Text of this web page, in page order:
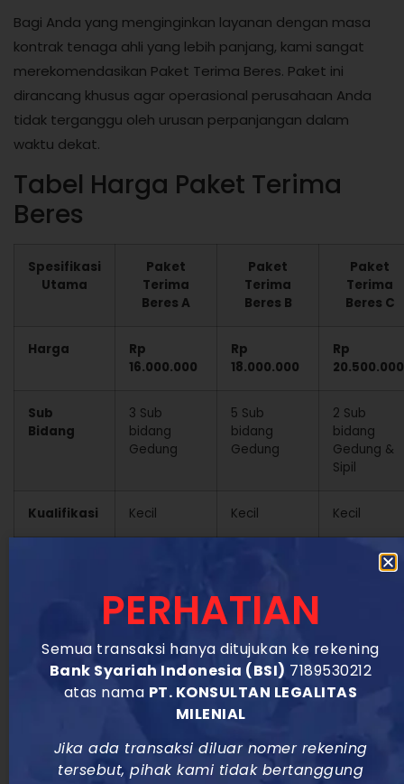
Bagi Anda yang menginginkan layanan dengan masa
kontrak tenaga ahli yang lebih panjang, kami sangat
merekomendasikan Paket Terima Beres. Paket ini
dirancang khusus agar operasional perusahaan Anda
tidak terganggu oleh urusan perpanjangan dalam
waktu dekat.
Tabel Harga Paket Terima
Beres
Spesifikasi
Utama
Paket
Terima
Beres A
Paket
Terima
Beres B
Paket
Terima
Beres C
Harga
Rp
16.000.000
Rp
18.000.000
Rp
20.500.000
Sub
Bidang
3 Sub
bidang
Gedung
5 Sub
bidang
Gedung
2 Sub
bidang
Gedung &
Sipil
Kualifikasi Kecil Kecil Kecil
Asosiasi
SKK (3
Tahun)
1 jenjang 6
& 1 jenjang
5
1 jenjang 6
& 1 jenjang
5
& 2 jenjang
5
Terverifikasi
5
Terverifikasi
(Catatan: Sertifikat Standar Terverifikasi berlaku
PERHATIAN
Semua transaksi hanya ditujukan ke rekening
Bank Syariah Indonesia (BSI) 7189530212
atas nama PT. KONSULTAN LEGALITAS
MILENIAL
Jika ada transaksi diluar nomer rekening
tersebut, pihak kami tidak bertanggung